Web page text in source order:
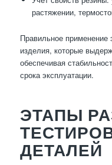
растяжении,
Правильное применение
изделия, которые
обеспечивая
срока эксплуатации.
ЭТАПЫ
ДЕТАЛЕЙ